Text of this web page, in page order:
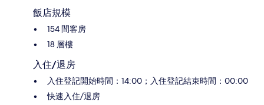
飯店規模
154 間客房
18 層樓
入住/退房
入住登記開始時間：14:00；入住登記結束時間：00:00
快速入住/退房